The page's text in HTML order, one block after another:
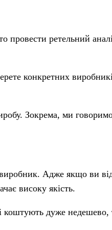
ретельний
конкретних
Зокрема, ми
Адже якщо ви
високу якість.
дуже недешево,